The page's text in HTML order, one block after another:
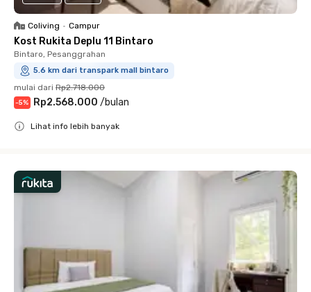
Coliving • Campur
Kost Rukita Deplu 11 Bintaro
Bintaro, Pesanggrahan
5.6 km dari transpark mall bintaro
mulai dari Rp2.718.000
-5% Rp2.568.000 /bulan
Lihat info lebih banyak